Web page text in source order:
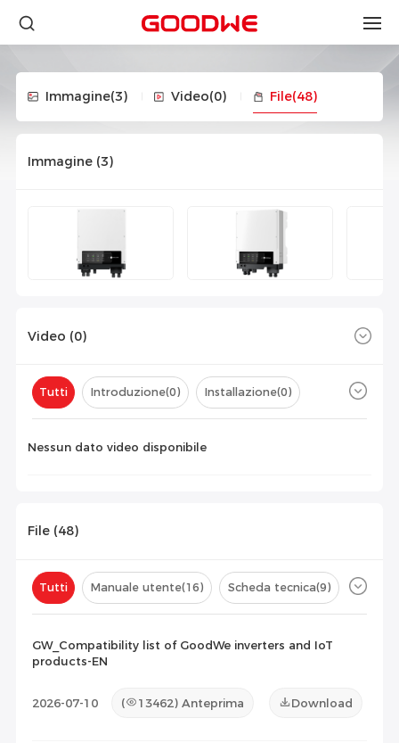
Immagine(3) Video(0) File(48)
Immagine (3)
Video (0)
Tutti Introduzione(0) Installazione(0)
Nessun dato video disponibile
File (48)
Tutti Manuale utente(16) Scheda tecnica(9)
Documento di manutenzione
GW_Compatibility list of GoodWe inverters and IoT
products-EN
2026-07-10 ( 13462) Anteprima Download